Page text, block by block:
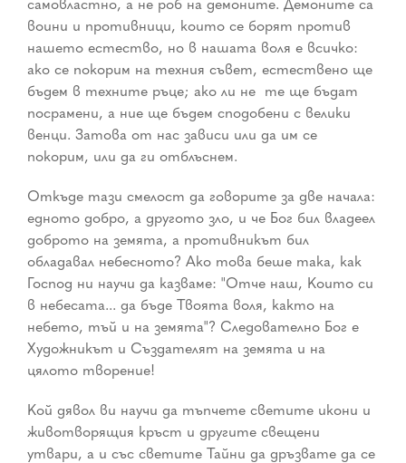
самовластно, а не роб на демоните. Демоните са
воини и противници, които се борят против
нашето естество, но в нашата воля е всичко:
ако се покорим на техния съвет, естествено ще
бъдем в техните ръце; ако ли не ­ те ще бъдат
посрамени, а ние ще бъдем сподобени с велики
венци. Затова от нас зависи или да им се
покорим, или да ги отблъснем.
Откъде тази смелост да говорите за две начала:
едното добро, а другото зло, и че Бог бил владеел
доброто на земята, а противникът бил
обладавал небесното? Ако това беше така, как
Господ ни научи да казваме: "Отче наш, Които си
в небесата... да бъде Твоята воля, както на
небето, тъй и на земята"? Следователно Бог е
Художникът и Създателят на земята и на
цялото творение!
Кой дявол ви научи да тъпчете светите икони и
животворящия кръст и другите свещени
утвари, а и със светите Тайни да дръзвате да се